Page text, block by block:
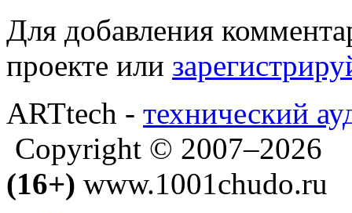
Для добавления
проекте или
ARTtech - технический
Copyright © 2007–2026
(16+) www.1001chudo.ru